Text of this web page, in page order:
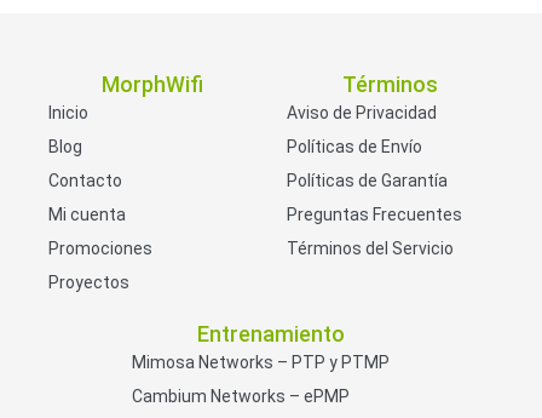
MorphWifi
Inicio
Blog
Contacto
Mi cuenta
Promociones
Proyectos
Términos
Aviso de Privacidad
Políticas de Envío
Políticas de Garantía
Preguntas Frecuentes
Términos del Servicio
Entrenamiento
Mimosa Networks – PTP y PTMP
Cambium Networks – ePMP